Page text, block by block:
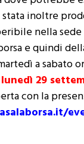
inoltre
nella sede
e quindi
a sabato
29
con la